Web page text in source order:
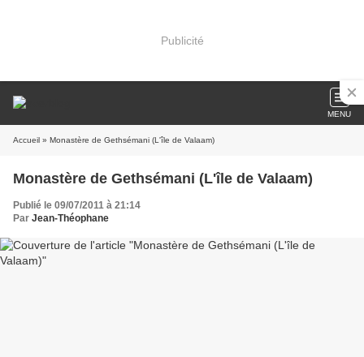
Publicité
MENU
Accueil » Monastère de Gethsémani (L'île de Valaam)
Monastère de Gethsémani (L'île de Valaam)
Publié le 09/07/2011 à 21:14
Par Jean-Théophane